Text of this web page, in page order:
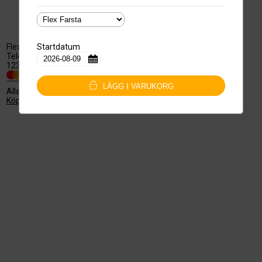
Startdatum
LÄGG I VARUKORG
Flex i Telestaden AB
Telestaden/Mårbackagatan 11
123 43 Farsta
Alla priser är inklusive moms
Köpvillkor